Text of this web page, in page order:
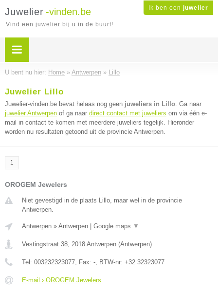
Ik ben een juwelier
Juwelier -vinden.be
Vind een juwelier bij u in de buurt!
U bent nu hier: Home » Antwerpen » Lillo
Juwelier Lillo
Juwelier-vinden.be bevat helaas nog geen juweliers in Lillo. Ga naar
juwelier Antwerpen of ga naar direct contact met juweliers om via één e-
mail in contact te komen met meerdere juweliers tegelijk. Hieronder
worden nu resultaten getoond uit de provincie Antwerpen.
1
OROGEM Jewelers
Niet gevestigd in de plaats Lillo, maar wel in de provincie
Antwerpen.
Antwerpen » Antwerpen Google maps ▼
Vestingstraat 38, 2018 Antwerpen (Antwerpen)
Tel: 003232323077, Fax: -, BTW-nr: +32 32323077
E-mail › OROGEM Jewelers